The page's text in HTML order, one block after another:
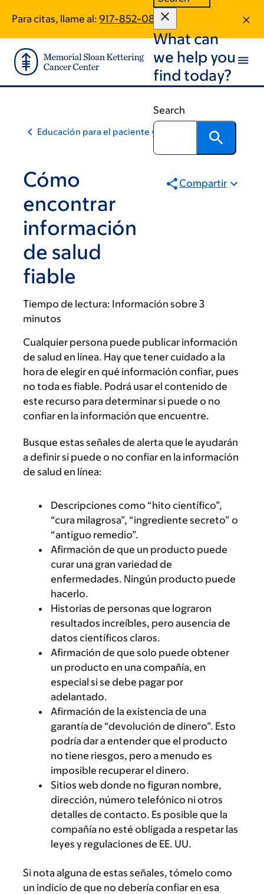
main
content
footer
Para citas, llame al: 917-852-0850
What can
we help you
find today?
Search
Educación para el paciente y la comunidad
Cómo
encontrar
información
de salud
fiable
Compartir
Tiempo de lectura: Información sobre 3
minutos
Cualquier persona puede publicar información
de salud en línea. Hay que tener cuidado a la
hora de elegir en qué información confiar, pues
no toda es fiable. Podrá usar el contenido de
este recurso para determinar si puede o no
confiar en la información que encuentre.
Busque estas señales de alerta que le ayudarán
a definir si puede o no confiar en la información
de salud en línea:
Descripciones como “hito científico”,
“cura milagrosa”, “ingrediente secreto” o
“antiguo remedio”.
Afirmación de que un producto puede
curar una gran variedad de
enfermedades. Ningún producto puede
hacerlo.
Historias de personas que lograron
resultados increíbles, pero ausencia de
datos científicos claros.
Afirmación de que solo puede obtener
un producto en una compañía, en
especial si se debe pagar por
adelantado.
Afirmación de la existencia de una
garantía de “devolución de dinero”. Esto
podría dar a entender que el producto
no tiene riesgos, pero a menudo es
imposible recuperar el dinero.
Sitios web donde no figuran nombre,
dirección, número telefónico ni otros
detalles de contacto. Es posible que la
compañía no esté obligada a respetar las
leyes y regulaciones de EE. UU.
Si nota alguna de estas señales, tómelo como
un indicio de que no debería confiar en esa